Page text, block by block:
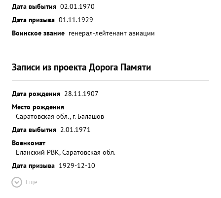
Дата выбытия 02.01.1970
Дата призыва 01.11.1929
Воинское звание генерал-лейтенант авиации
Записи из проекта Дорога Памяти
Дата рождения 28.11.1907
Место рождения
Саратовская обл., г. Балашов
Дата выбытия 2.01.1971
Военкомат
Еланский РВК, Саратовская обл.
Дата призыва 1929-12-10
Ещё